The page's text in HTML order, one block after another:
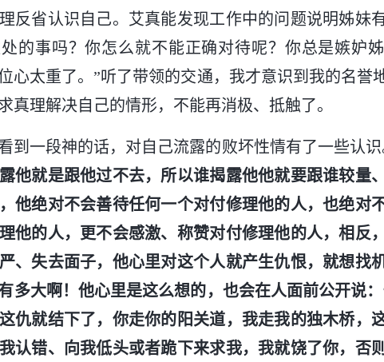
反省认识自己。艾真能发现工作中的问题说明姊妹
的事吗？你怎么就不能正确对待呢？你总是嫉妒
心太重了。”听了带领的交通，我才意识到我的名誉
真理解决自己的情形，不能再消极、抵触了。
到一段神的话，对自己流露的败坏性情有了一些认
他就是跟他过不去，所以谁揭露他他就要跟谁较量
他绝对不会善待任何一个对付修理他的人，也绝对
他的人，更不会感激、称赞对付修理他的人，相反
、失去面子，他心里对这个人就产生仇恨，就想找
多大啊！他心里是这么想的，也会在人面前公开说
仇就结下了，你走你的阳关道，我走我的独木桥，
认错、向我低头或者跪下来求我，我就饶了你，否